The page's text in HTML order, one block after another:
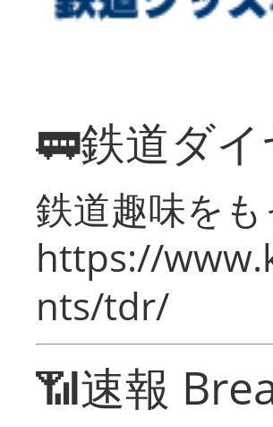
🚃鉄道ダ
鉄道趣味を
https://
nts/tdr/
📶速報